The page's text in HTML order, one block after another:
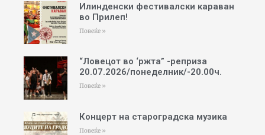
Илинденски фестивалски караван
во Прилеп!
Повеќе »
“Ловецот во ‘ржта” -реприза
20.07.2026/понеделник/-20.00ч.
Повеќе »
Концерт на староградска музика
Повеќе »